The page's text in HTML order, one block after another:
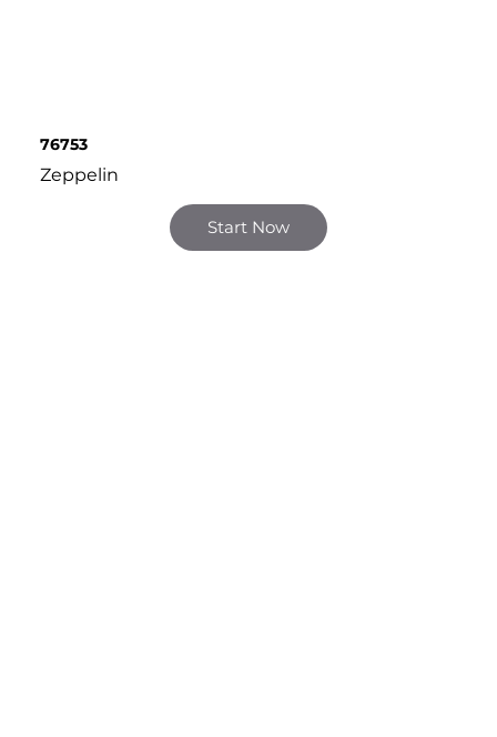
76753
Zeppelin
Start Now